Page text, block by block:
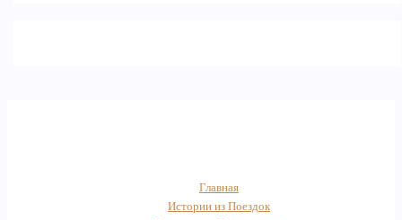
Главная
Истории из Поездок